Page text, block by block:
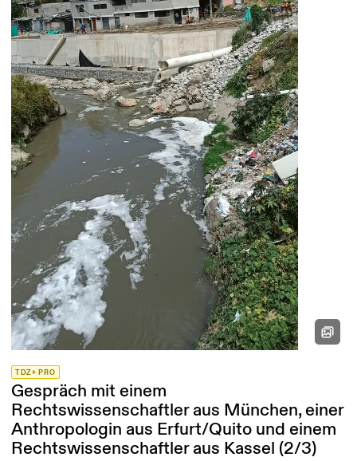
TDZ+ PRO
Gespräch mit einem
Rechtswissenschaftler aus München, einer
Anthropologin aus Erfurt/Quito und einem
Rechtswissenschaftler aus Kassel (2/3)